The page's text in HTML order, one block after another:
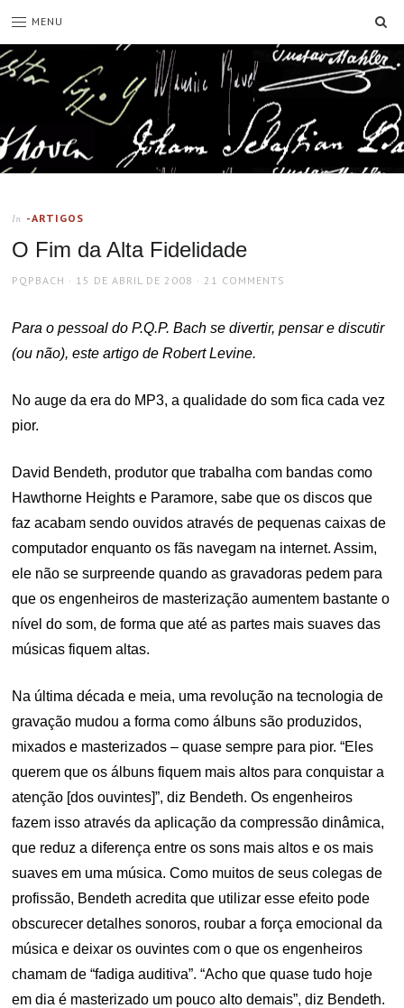
MENU
In -ARTIGOS
O Fim da Alta Fidelidade
AUTHOR
PQPBACH
POSTED
15 DE ABRIL DE 2008 21 COMMENTS
Para o pessoal do P.Q.P. Bach se divertir, pensar e discutir
(ou não), este artigo de Robert Levine.
No auge da era do MP3, a qualidade do som fica cada vez
pior.
David Bendeth, produtor que trabalha com bandas como
Hawthorne Heights e Paramore, sabe que os discos que
faz acabam sendo ouvidos através de pequenas caixas de
computador enquanto os fãs navegam na internet. Assim,
ele não se surpreende quando as gravadoras pedem para
que os engenheiros de masterização aumentem bastante o
nível do som, de forma que até as partes mais suaves das
músicas fiquem altas.
Na última década e meia, uma revolução na tecnologia de
gravação mudou a forma como álbuns são produzidos,
mixados e masterizados – quase sempre para pior. “Eles
querem que os álbuns fiquem mais altos para conquistar a
atenção [dos ouvintes]”, diz Bendeth. Os engenheiros
fazem isso através da aplicação da compressão dinâmica,
que reduz a diferença entre os sons mais altos e os mais
suaves em uma música. Como muitos de seus colegas de
profissão, Bendeth acredita que utilizar esse efeito pode
obscurecer detalhes sonoros, roubar a força emocional da
música e deixar os ouvintes com o que os engenheiros
chamam de “fadiga auditiva”. “Acho que quase tudo hoje
em dia é masterizado um pouco alto demais”, diz Bendeth.